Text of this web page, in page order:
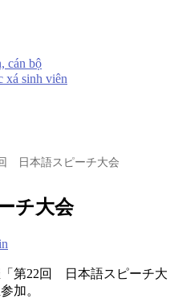
cán bộ
xá sinh viên
日本語スピーチ大会
チ大会
第22回 日本語スピーチ大
加。